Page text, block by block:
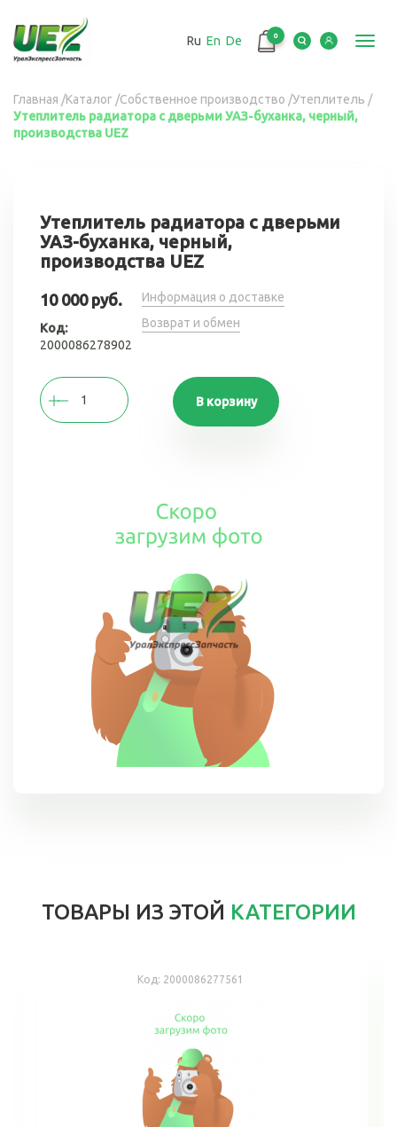
основному
содержанию
Ru En De 0
Вы
здесь
Главная /Каталог /Собственное производство /Утеплитель /
Утеплитель радиатора с дверьми УАЗ-буханка, черный,
производства UEZ
Утеплитель радиатора с дверьми
УАЗ-буханка, черный,
производства UEZ
10 000 руб.
Код:
2000086278902
Информация о доставке
Возврат и обмен
В корзину
ТОВАРЫ ИЗ ЭТОЙ КАТЕГОРИИ
Код: 2000086277561